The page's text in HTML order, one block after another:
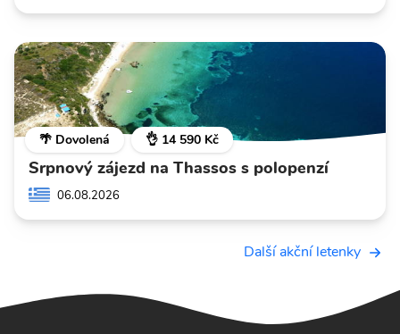
🌴 Dovolená 👌 14 590 Kč
Srpnový zájezd na Thassos s polopenzí
06.08.2026
Další akční letenky